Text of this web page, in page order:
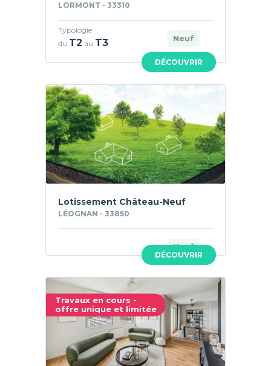
DÉCOUVRIR
LORMONT - 33310
Neuf
Typologie
du T2 au T3
DÉCOUVRIR
Lotissement Château-Neuf
LÉOGNAN - 33850
Neuf
Travaux en cours -
offre unique et limitée